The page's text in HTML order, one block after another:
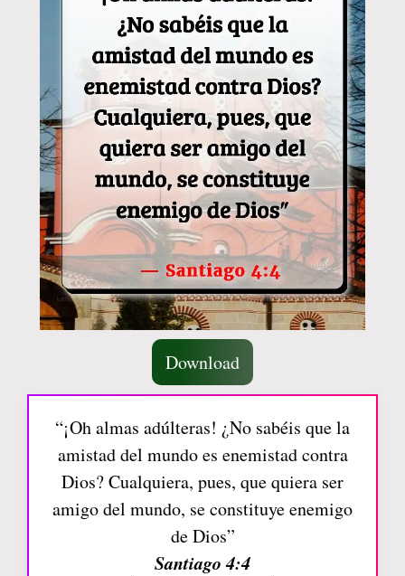
Download
“¡Oh almas adúlteras! ¿No sabéis que la
amistad del mundo es enemistad contra
Dios? Cualquiera, pues, que quiera ser
amigo del mundo, se constituye enemigo
de Dios”
Santiago 4:4